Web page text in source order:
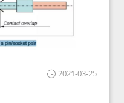
2021-03-25